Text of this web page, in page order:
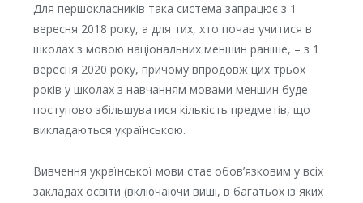
Для першокласників така система запрацює з 1
вересня 2018 року, а для тих, хто почав учитися в
школах з мовою національних меншин раніше, – з 1
вересня 2020 року, причому впродовж цих трьох
років у школах з навчанням мовами меншин буде
поступово збільшуватися кількість предметів, що
викладаються українською.
Вивчення української мови стає обов’язковим у всіх
закладах освіти (включаючи виші, в багатьох із яких